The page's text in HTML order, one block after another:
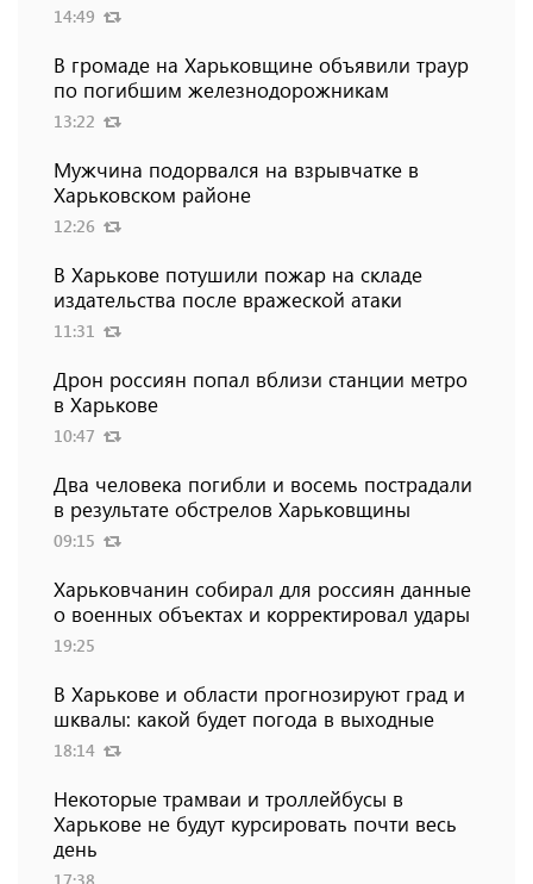
14:49
В громаде на Харьковщине объявили траур
по погибшим железнодорожникам
13:22
Мужчина подорвался на взрывчатке в
Харьковском районе
12:26
В Харькове потушили пожар на складе
издательства после вражеской атаки
11:31
Дрон россиян попал вблизи станции метро
в Харькове
10:47
Два человека погибли и восемь пострадали
в результате обстрелов Харьковщины
09:15
Харьковчанин собирал для россиян данные
о военных объектах и ​​корректировал удары
19:25
В Харькове и области прогнозируют град и
шквалы: какой будет погода в выходные
18:14
Некоторые трамваи и троллейбусы в
Харькове не будут курсировать почти весь
день